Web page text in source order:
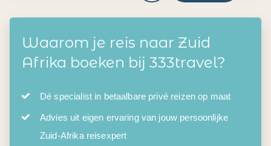
Waarom je reis naar Zuid
Afrika boeken bij 333travel?
Dé specialist in betaalbare privé reizen op maat
Advies uit eigen ervaring van jouw persoonlijke
Zuid-Afrika reisexpert